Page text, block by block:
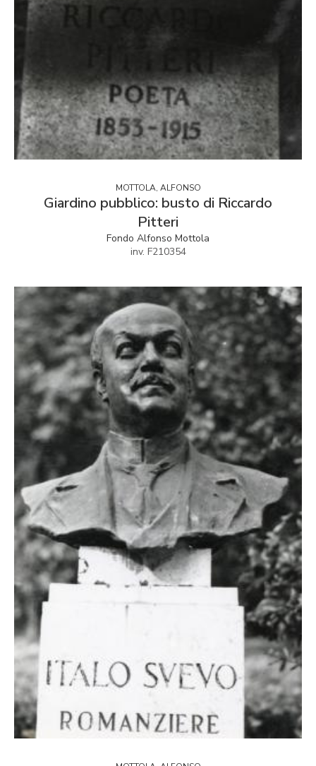
MOTTOLA, ALFONSO
Giardino pubblico: busto di Riccardo
Pitteri
Fondo Alfonso Mottola
inv. F210354